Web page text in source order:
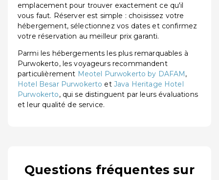
emplacement pour trouver exactement ce qu'il
vous faut. Réserver est simple : choisissez votre
hébergement, sélectionnez vos dates et confirmez
votre réservation au meilleur prix garanti.
Parmi les hébergements les plus remarquables à
Purwokerto, les voyageurs recommandent
particulièrement Meotel Purwokerto by DAFAM,
Hotel Besar Purwokerto et Java Heritage Hotel
Purwokerto, qui se distinguent par leurs évaluations
et leur qualité de service.
Questions fréquentes sur